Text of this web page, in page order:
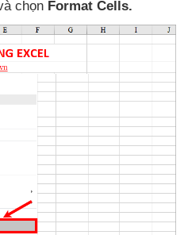
chọn Format Cells.